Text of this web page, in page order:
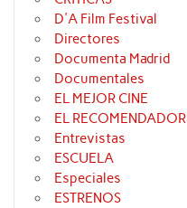
D'A Film Festival
Directores
Documenta Madrid
Documentales
EL MEJOR CINE
EL RECOMENDADOR
Entrevistas
ESCUELA
Especiales
ESTRENOS